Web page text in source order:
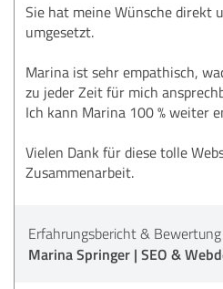
Sie hat meine Wünsche direkt
umgesetzt.
Marina ist sehr empathisch,
zu jeder Zeit für mich
Ich kann Marina 100 % weiter
Vielen Dank für diese tolle
Zusammenarbeit.
Erfahrungsbericht & Bewertung
Marina Springer | SEO &